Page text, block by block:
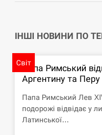
12:53
Украины,
СЕРПЕНЬ
12:40
Латвія готова
розблокування
ІНШІ НОВИНИ ПО
Світ
Папа Римський
Аргентину та Перу
Папа Римський Лев
подорожі відвідає у
Латинської…